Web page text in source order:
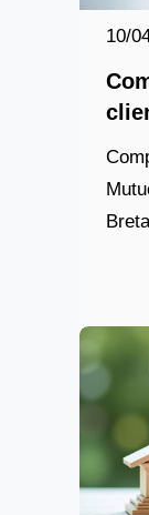
10/